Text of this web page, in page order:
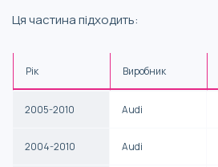
Ця частина підходить:
Рік Виробник
2005-2010 Audi
2004-2010 Audi